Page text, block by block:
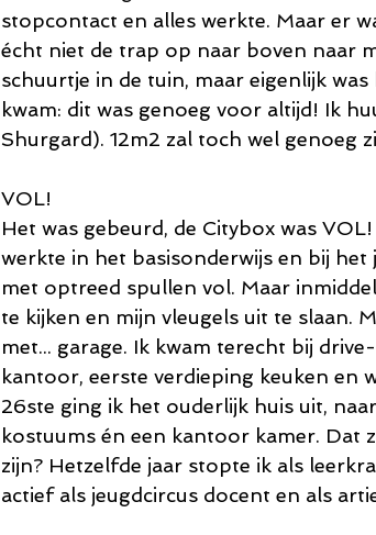
stopcontact en alles werkte. Maar er
écht niet de trap op naar boven naar
schuurtje in de tuin, maar eigenlijk
kwam: dit was genoeg voor altijd! Ik
Shurgard). 12m2 zal toch wel genoeg
VOL!
Het was gebeurd, de Citybox was
werkte in het basisonderwijs en bij het
met optreed spullen vol. Maar
te kijken en mijn vleugels uit te slaan.
met... garage. Ik kwam terecht bij
kantoor, eerste verdieping keuken
26ste ging ik het ouderlijk huis uit,
kostuums én een kantoor kamer. Dat
zijn? Hetzelfde jaar stopte ik als
actief als jeugdcircus docent en als